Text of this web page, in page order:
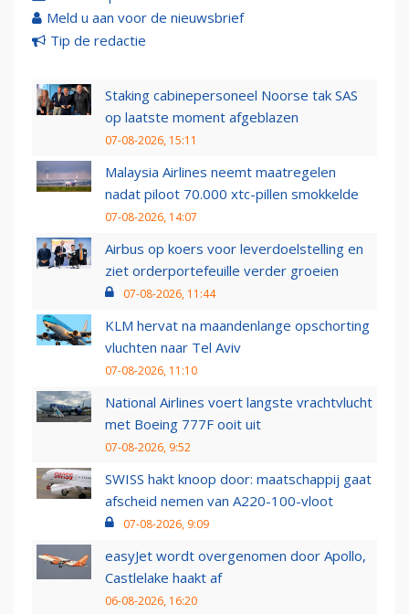
Meld u aan voor de nieuwsbrief
Tip de redactie
Staking cabinepersoneel Noorse tak SAS
op laatste moment afgeblazen
07-08-2026, 15:11
Malaysia Airlines neemt maatregelen
nadat piloot 70.000 xtc-pillen smokkelde
07-08-2026, 14:07
Airbus op koers voor leverdoelstelling en
ziet orderportefeuille verder groeien
07-08-2026, 11:44
KLM hervat na maandenlange opschorting
vluchten naar Tel Aviv
07-08-2026, 11:10
National Airlines voert langste vrachtvlucht
met Boeing 777F ooit uit
07-08-2026, 9:52
SWISS hakt knoop door: maatschappij gaat
afscheid nemen van A220-100-vloot
07-08-2026, 9:09
easyJet wordt overgenomen door Apollo,
Castlelake haakt af
06-08-2026, 16:20